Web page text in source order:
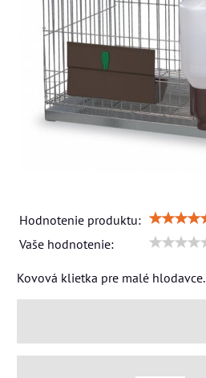
Hodnotenie produktu:
Vaše hodnotenie:
Kovová klietka pre malé hlodavce.